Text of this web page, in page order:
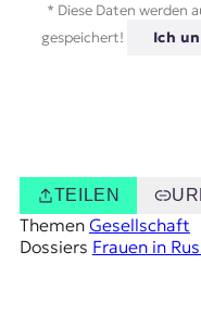
* Diese Daten werden
gespeichert!
Ich
TEILEN
Themen Gesellschaft
Dossiers Frauen in